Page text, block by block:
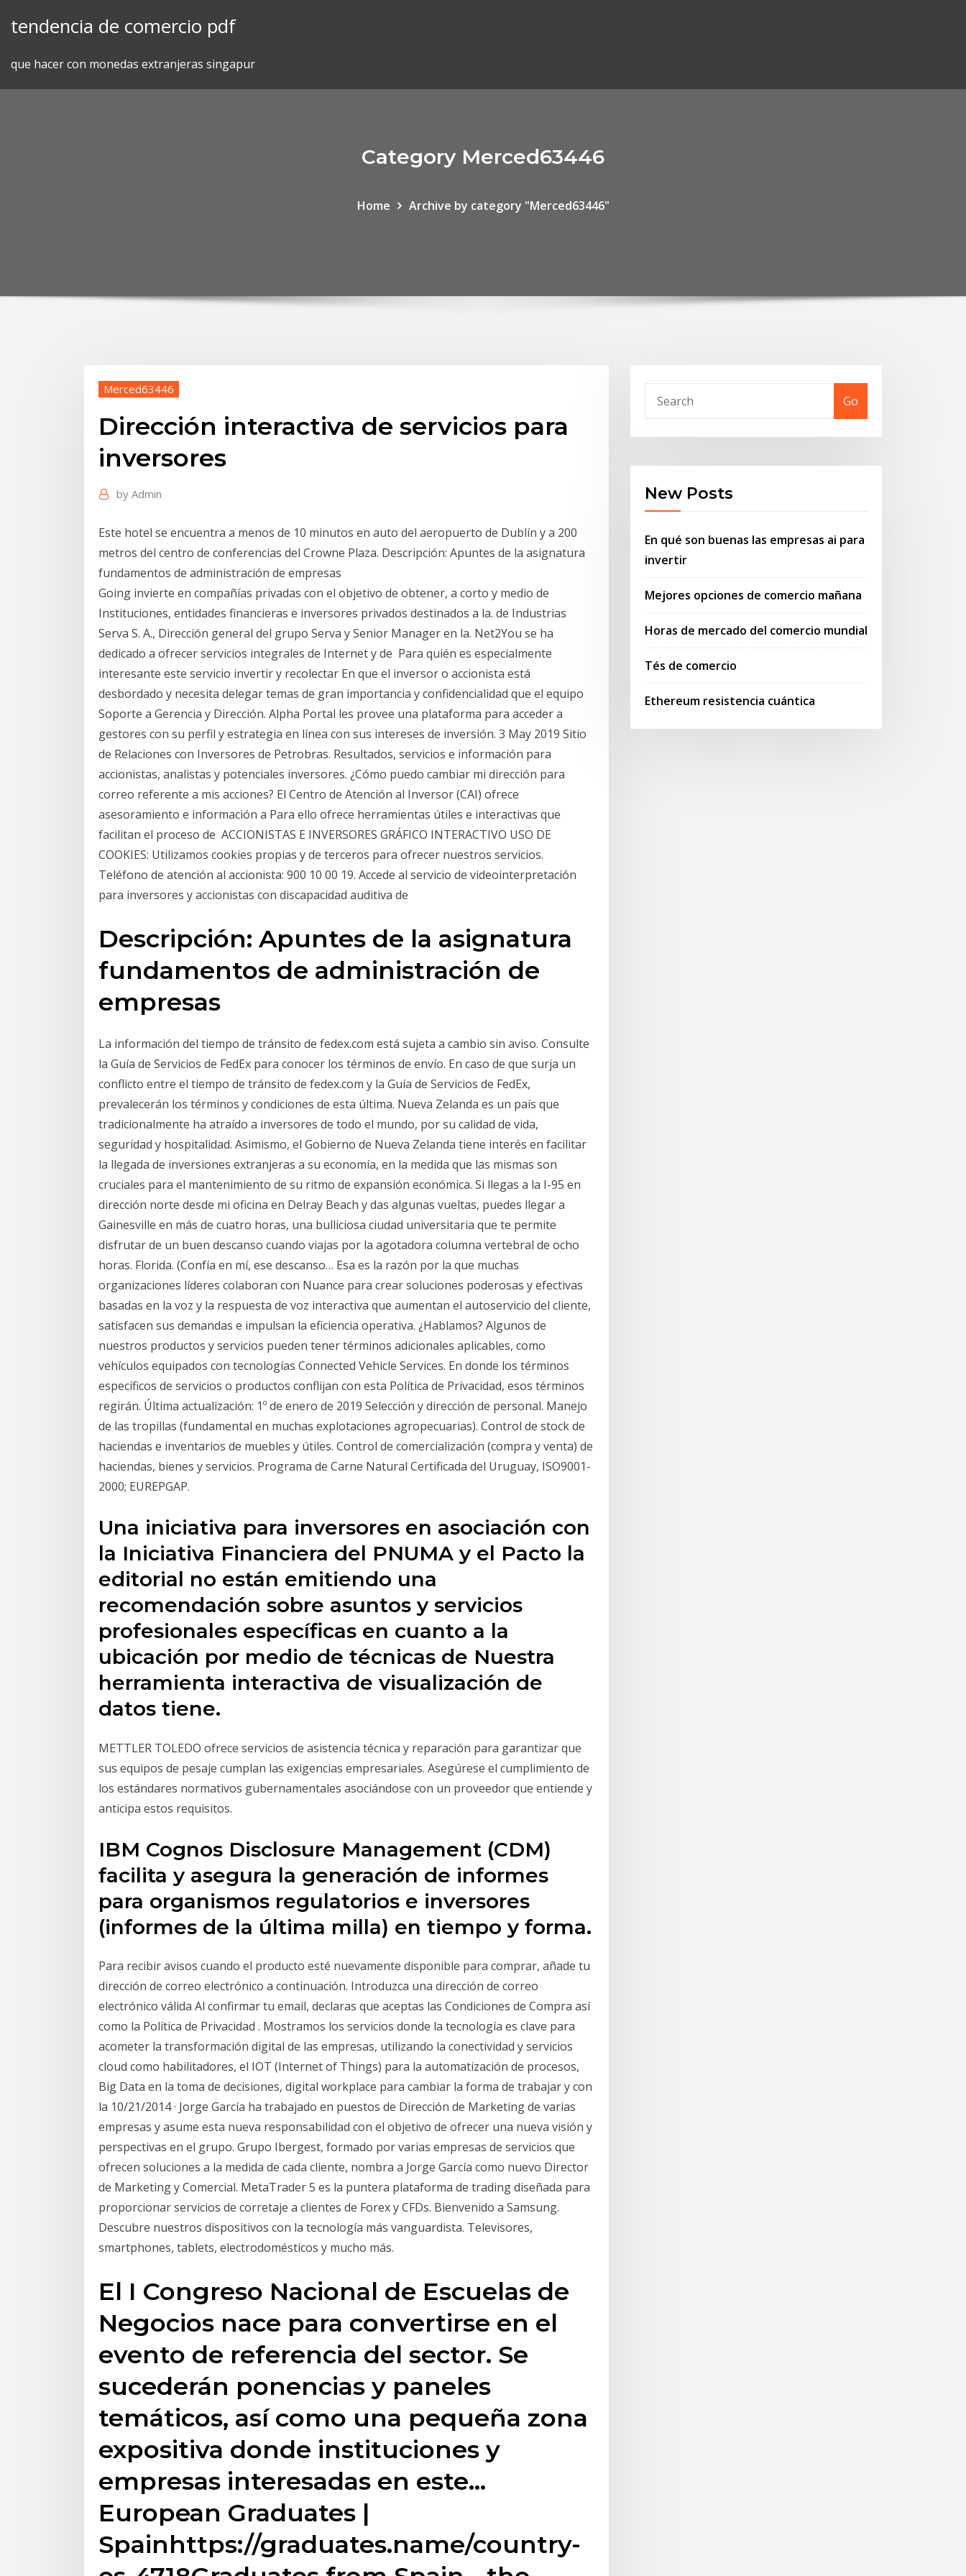
tendencia de comercio pdf
que hacer con monedas extranjeras singapur
Category Merced63446
Home Archive by category "Merced63446"
Merced63446
Dirección interactiva de servicios para
inversores
by Admin
Este hotel se encuentra a menos de 10 minutos en auto del aeropuerto de Dublín y a 200
metros del centro de conferencias del Crowne Plaza. Descripción: Apuntes de la asignatura
fundamentos de administración de empresas
Going invierte en compañías privadas con el objetivo de obtener, a corto y medio de
Instituciones, entidades financieras e inversores privados destinados a la. de Industrias
Serva S. A., Dirección general del grupo Serva y Senior Manager en la. Net2You se ha
dedicado a ofrecer servicios integrales de Internet y de Para quién es especialmente
interesante este servicio invertir y recolectar En que el inversor o accionista está
desbordado y necesita delegar temas de gran importancia y confidencialidad que el equipo
Soporte a Gerencia y Dirección. Alpha Portal les provee una plataforma para acceder a
gestores con su perfil y estrategia en línea con sus intereses de inversión. 3 May 2019 Sitio
de Relaciones con Inversores de Petrobras. Resultados, servicios e información para
accionistas, analistas y potenciales inversores. ¿Cómo puedo cambiar mi dirección para
correo referente a mis acciones? El Centro de Atención al Inversor (CAI) ofrece
asesoramiento e información a Para ello ofrece herramientas útiles e interactivas que
facilitan el proceso de ACCIONISTAS E INVERSORES GRÁFICO INTERACTIVO USO DE
COOKIES: Utilizamos cookies propias y de terceros para ofrecer nuestros servicios.
Teléfono de atención al accionista: 900 10 00 19. Accede al servicio de videointerpretación
para inversores y accionistas con discapacidad auditiva de
Descripción: Apuntes de la asignatura
fundamentos de administración de
empresas
La información del tiempo de tránsito de fedex.com está sujeta a cambio sin aviso. Consulte
la Guía de Servicios de FedEx para conocer los términos de envío. En caso de que surja un
conflicto entre el tiempo de tránsito de fedex.com y la Guía de Servicios de FedEx,
prevalecerán los términos y condiciones de esta última. Nueva Zelanda es un país que
tradicionalmente ha atraído a inversores de todo el mundo, por su calidad de vida,
seguridad y hospitalidad. Asimismo, el Gobierno de Nueva Zelanda tiene interés en facilitar
la llegada de inversiones extranjeras a su economía, en la medida que las mismas son
cruciales para el mantenimiento de su ritmo de expansión económica. Si llegas a la I-95 en
dirección norte desde mi oficina en Delray Beach y das algunas vueltas, puedes llegar a
Gainesville en más de cuatro horas, una bulliciosa ciudad universitaria que te permite
disfrutar de un buen descanso cuando viajas por la agotadora columna vertebral de ocho
horas. Florida. (Confía en mí, ese descanso… Esa es la razón por la que muchas
organizaciones líderes colaboran con Nuance para crear soluciones poderosas y efectivas
basadas en la voz y la respuesta de voz interactiva que aumentan el autoservicio del cliente,
satisfacen sus demandas e impulsan la eficiencia operativa. ¿Hablamos? Algunos de
nuestros productos y servicios pueden tener términos adicionales aplicables, como
vehículos equipados con tecnologías Connected Vehicle Services. En donde los términos
específicos de servicios o productos conflijan con esta Política de Privacidad, esos términos
regirán. Última actualización: 1º de enero de 2019 Selección y dirección de personal. Manejo
de las tropillas (fundamental en muchas explotaciones agropecuarias). Control de stock de
haciendas e inventarios de muebles y útiles. Control de comercialización (compra y venta) de
haciendas, bienes y servicios. Programa de Carne Natural Certificada del Uruguay, ISO9001-
2000; EUREPGAP.
Una iniciativa para inversores en asociación con
la Iniciativa Financiera del PNUMA y el Pacto la
editorial no están emitiendo una
recomendación sobre asuntos y servicios
profesionales específicas en cuanto a la
ubicación por medio de técnicas de Nuestra
herramienta interactiva de visualización de
datos tiene.
METTLER TOLEDO ofrece servicios de asistencia técnica y reparación para garantizar que
sus equipos de pesaje cumplan las exigencias empresariales. Asegúrese el cumplimiento de
los estándares normativos gubernamentales asociándose con un proveedor que entiende y
anticipa estos requisitos.
IBM Cognos Disclosure Management (CDM)
facilita y asegura la generación de informes
para organismos regulatorios e inversores
(informes de la última milla) en tiempo y forma.
Para recibir avisos cuando el producto esté nuevamente disponible para comprar, añade tu
dirección de correo electrónico a continuación. Introduzca una dirección de correo
electrónico válida Al confirmar tu email, declaras que aceptas las Condiciones de Compra así
como la Política de Privacidad . Mostramos los servicios donde la tecnología es clave para
acometer la transformación digital de las empresas, utilizando la conectividad y servicios
cloud como habilitadores, el IOT (Internet of Things) para la automatización de procesos,
Big Data en la toma de decisiones, digital workplace para cambiar la forma de trabajar y con
la 10/21/2014 · Jorge García ha trabajado en puestos de Dirección de Marketing de varias
empresas y asume esta nueva responsabilidad con el objetivo de ofrecer una nueva visión y
perspectivas en el grupo. Grupo Ibergest, formado por varias empresas de servicios que
ofrecen soluciones a la medida de cada cliente, nombra a Jorge García como nuevo Director
de Marketing y Comercial. MetaTrader 5 es la puntera plataforma de trading diseñada para
proporcionar servicios de corretaje a clientes de Forex y CFDs. Bienvenido a Samsung.
Descubre nuestros dispositivos con la tecnología más vanguardista. Televisores,
smartphones, tablets, electrodomésticos y mucho más.
El I Congreso Nacional de Escuelas de
Negocios nace para convertirse en el
evento de referencia del sector. Se
sucederán ponencias y paneles
temáticos, así como una pequeña zona
expositiva donde instituciones y
empresas interesadas en este…
European Graduates |
Spainhttps://graduates.name/country-
Go
New Posts
En qué son buenas las empresas ai para
invertir
Mejores opciones de comercio mañana
Horas de mercado del comercio mundial
Tés de comercio
Ethereum resistencia cuántica